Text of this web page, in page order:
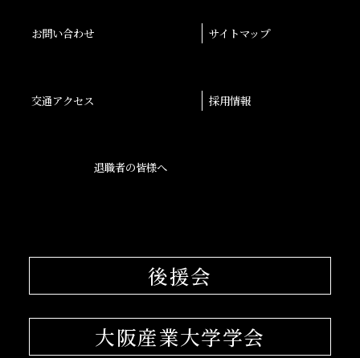
お問い合わせ サイトマップ
交通アクセス 採用情報
退職者の皆様へ
後援会
大阪産業大学学会